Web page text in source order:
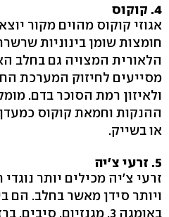
4. קוקוס
אגוזי קוקוס מהוים מקור
חומצות שומן בינוניות
הלאורית המצויה גם בחלב
מסייעים לחיזוק המערכת
ולאיזון רמת הסוכר בדם.
ההנקות וחמאת קוקוס
או בשייק.
5. זרעי צ'יה
זרעי צ'יה מכילים יותר
ויותר סידן מאשר בחלב. הם
באומגה 3, מגנזיום,